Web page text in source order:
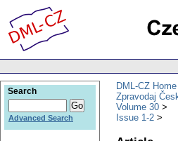
DML-CZ Home
Zpravodaj
Volume 30
Issue 1-2
Search
Advanced Search